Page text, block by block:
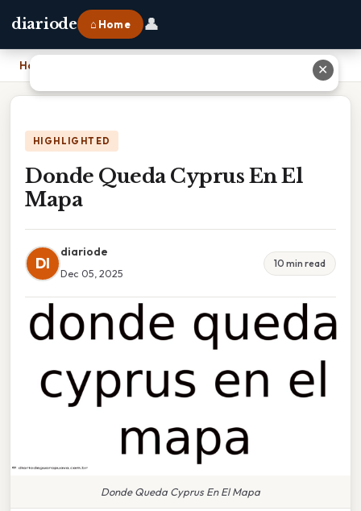
diariode ⌂ Home 👤
Home
HIGHLIGHTED
Donde Queda Cyprus En El
Mapa
DI
diariode
Dec 05, 2025
10 min read
Donde Queda Cyprus En El Mapa
✕